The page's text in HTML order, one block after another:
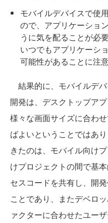
モバイルデバイスで使
ので、アプリケーショ
うに気を配ることが必
いつでもアプリケーシ
可能性があることに注
結果的に、モバイルデ
開発は、デスクトップア
様々な画面サイズに合わ
ばよいということではあ
きたのは、モバイル向け
けプロジェクトの間で基
セスコードを共有し、開
ことであり、またデベロ
ァクターに合わせたユー